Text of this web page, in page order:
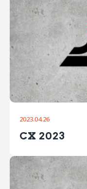
2023.04.26
CX 2023